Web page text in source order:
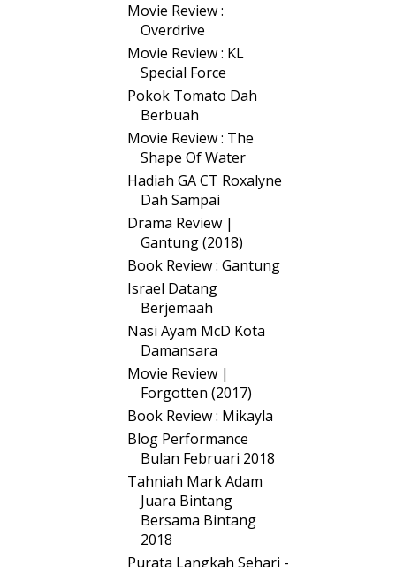
Movie Review :
Overdrive
Movie Review : KL
Special Force
Pokok Tomato Dah
Berbuah
Movie Review : The
Shape Of Water
Hadiah GA CT Roxalyne
Dah Sampai
Drama Review |
Gantung (2018)
Book Review : Gantung
Israel Datang
Berjemaah
Nasi Ayam McD Kota
Damansara
Movie Review |
Forgotten (2017)
Book Review : Mikayla
Blog Performance
Bulan Februari 2018
Tahniah Mark Adam
Juara Bintang
Bersama Bintang
2018
Purata Langkah Sehari -